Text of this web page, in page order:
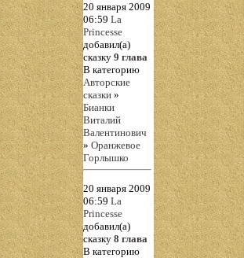
20 января 2009
06:59 La
Princesse
добавил(а)
сказку 9 глава
В категорию
Авторские
сказки »
Бианки
Виталий
Валентинович
» Оранжевое
Горлышко
20 января 2009
06:59 La
Princesse
добавил(а)
сказку 8 глава
В категорию